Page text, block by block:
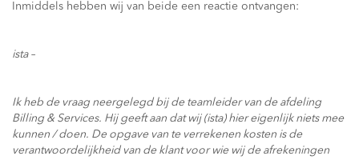
Inmiddels hebben wij van beide een reactie ontvangen:
ista –
Ik heb de vraag neergelegd bij de teamleider van de afdeling
Billing & Services. Hij geeft aan dat wij (ista) hier eigenlijk niets mee
kunnen / doen. De opgave van te verrekenen kosten is de
verantwoordelijkheid van de klant voor wie wij de afrekeningen